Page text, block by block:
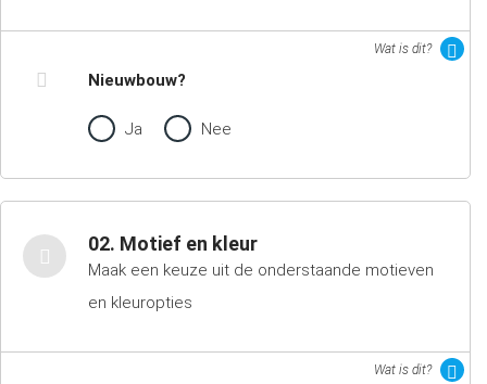
Wat is dit?
Nieuwbouw?
Ja Nee
02. Motief en kleur
Maak een keuze uit de onderstaande motieven
en kleuropties
Wat is dit?